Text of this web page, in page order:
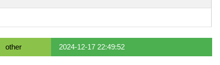
other 2024-12-17 22:49:52